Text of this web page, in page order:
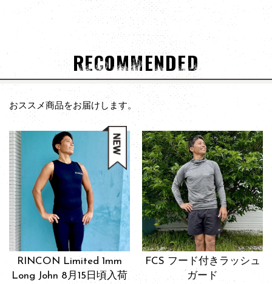
RECOMMENDED
おススメ商品をお届けします。
RINCON Limited 1mm
Long John 8月15日頃入荷
FCS フード付きラッシュ
ガード